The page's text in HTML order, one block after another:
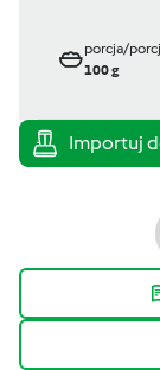
porcja/
100g